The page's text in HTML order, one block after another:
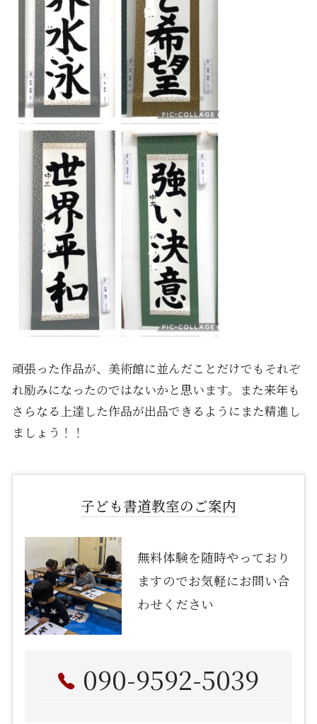
頑張った作品が、美術館に並んだことだけでもそれぞ
れ励みになったのではないかと思います。また来年も
さらなる上達した作品が出品できるようにまた精進し
ましょう！！
子ども書道教室のご案内
無料体験を随時やっており
ますのでお気軽にお問い合
わせください
090-9592-5039